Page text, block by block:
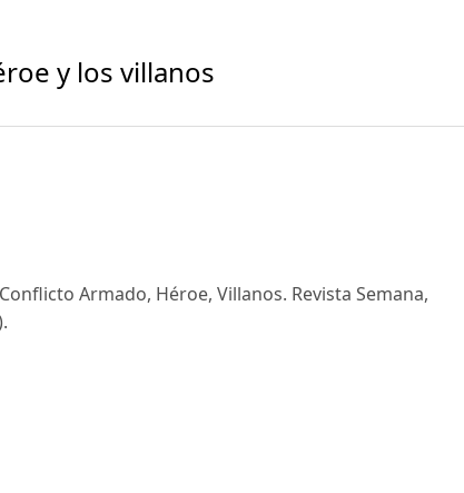
y los villanos
Armado, Héroe, Villanos. Revista Semana,